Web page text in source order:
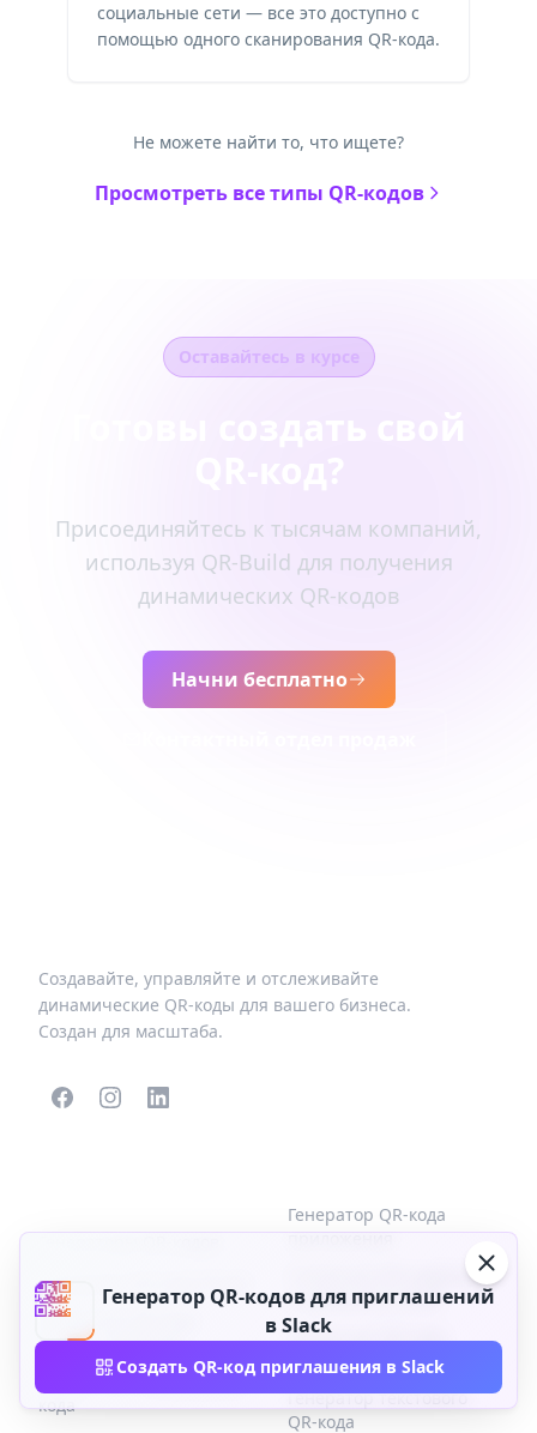
социальные сети — все это доступно с
помощью одного сканирования QR-кода.
Не можете найти то, что ищете?
Просмотреть все типы QR-кодов
Генератор QR-кодов для приглашений
в Slack
Создать QR-код приглашения в Slack
Оставайтесь в курсе
Присоединяйтесь к тысячам компаний,
используя QR-Build для получения
динамических QR-кодов
Начни бесплатно
Создавайте, управляйте и отслеживайте
динамические QR-коды для вашего бизнеса.
Создан для масштаба.
Генератор QR-кода VCard
Генератор QR-кода
бизнес-страницы
Ссылка на генератор QR-
кода
Генератор QR-кода
приложения
Генератор QR-кодов для
социальных сетей
Генератор QR-кода
Facebook
Генератор текстового
QR-кода